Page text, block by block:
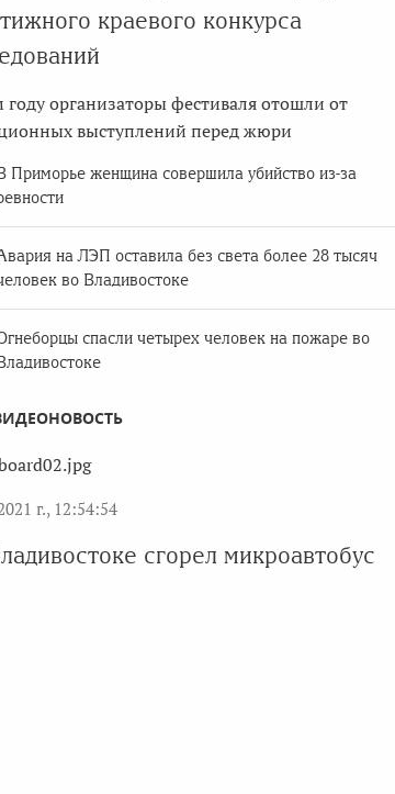
краевого конкурса
году организаторы фестиваля отошли от
выступлений перед жюри
Приморье женщина совершила убийство из-за
на ЛЭП оставила без света более 28 тысяч
во Владивостоке
спасли четырех человек на пожаре во
г., 12:54:54
сгорел микроавтобус